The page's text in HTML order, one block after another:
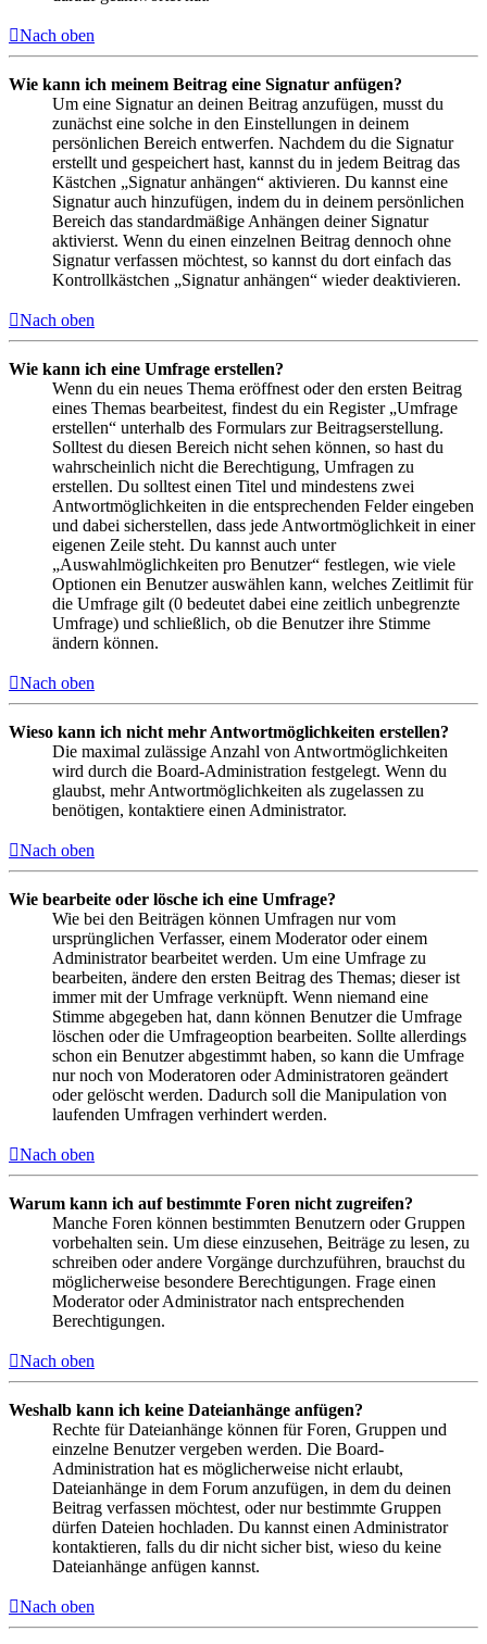
Nach oben
Wie kann ich meinem Beitrag eine Signatur anfügen?
Um eine Signatur an deinen Beitrag anzufügen, musst du
zunächst eine solche in den Einstellungen in deinem
persönlichen Bereich entwerfen. Nachdem du die Signatur
erstellt und gespeichert hast, kannst du in jedem Beitrag das
Kästchen „Signatur anhängen“ aktivieren. Du kannst eine
Signatur auch hinzufügen, indem du in deinem persönlichen
Bereich das standardmäßige Anhängen deiner Signatur
aktivierst. Wenn du einen einzelnen Beitrag dennoch ohne
Signatur verfassen möchtest, so kannst du dort einfach das
Kontrollkästchen „Signatur anhängen“ wieder deaktivieren.
Nach oben
Wie kann ich eine Umfrage erstellen?
Wenn du ein neues Thema eröffnest oder den ersten Beitrag
eines Themas bearbeitest, findest du ein Register „Umfrage
erstellen“ unterhalb des Formulars zur Beitragserstellung.
Solltest du diesen Bereich nicht sehen können, so hast du
wahrscheinlich nicht die Berechtigung, Umfragen zu
erstellen. Du solltest einen Titel und mindestens zwei
Antwortmöglichkeiten in die entsprechenden Felder eingeben
und dabei sicherstellen, dass jede Antwortmöglichkeit in einer
eigenen Zeile steht. Du kannst auch unter
„Auswahlmöglichkeiten pro Benutzer“ festlegen, wie viele
Optionen ein Benutzer auswählen kann, welches Zeitlimit für
die Umfrage gilt (0 bedeutet dabei eine zeitlich unbegrenzte
Umfrage) und schließlich, ob die Benutzer ihre Stimme
ändern können.
Nach oben
Wieso kann ich nicht mehr Antwortmöglichkeiten erstellen?
Die maximal zulässige Anzahl von Antwortmöglichkeiten
wird durch die Board-Administration festgelegt. Wenn du
glaubst, mehr Antwortmöglichkeiten als zugelassen zu
benötigen, kontaktiere einen Administrator.
Nach oben
Wie bearbeite oder lösche ich eine Umfrage?
Wie bei den Beiträgen können Umfragen nur vom
ursprünglichen Verfasser, einem Moderator oder einem
Administrator bearbeitet werden. Um eine Umfrage zu
bearbeiten, ändere den ersten Beitrag des Themas; dieser ist
immer mit der Umfrage verknüpft. Wenn niemand eine
Stimme abgegeben hat, dann können Benutzer die Umfrage
löschen oder die Umfrageoption bearbeiten. Sollte allerdings
schon ein Benutzer abgestimmt haben, so kann die Umfrage
nur noch von Moderatoren oder Administratoren geändert
oder gelöscht werden. Dadurch soll die Manipulation von
laufenden Umfragen verhindert werden.
Nach oben
Warum kann ich auf bestimmte Foren nicht zugreifen?
Manche Foren können bestimmten Benutzern oder Gruppen
vorbehalten sein. Um diese einzusehen, Beiträge zu lesen, zu
schreiben oder andere Vorgänge durchzuführen, brauchst du
möglicherweise besondere Berechtigungen. Frage einen
Moderator oder Administrator nach entsprechenden
Berechtigungen.
Nach oben
Weshalb kann ich keine Dateianhänge anfügen?
Rechte für Dateianhänge können für Foren, Gruppen und
einzelne Benutzer vergeben werden. Die Board-
Administration hat es möglicherweise nicht erlaubt,
Dateianhänge in dem Forum anzufügen, in dem du deinen
Beitrag verfassen möchtest, oder nur bestimmte Gruppen
dürfen Dateien hochladen. Du kannst einen Administrator
kontaktieren, falls du dir nicht sicher bist, wieso du keine
Dateianhänge anfügen kannst.
Nach oben